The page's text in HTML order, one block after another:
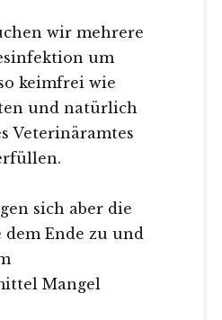
wir mehrere
um
keimfrei wie
und natürlich
Veterinäramtes
sich aber die
dem Ende zu und
Mangel